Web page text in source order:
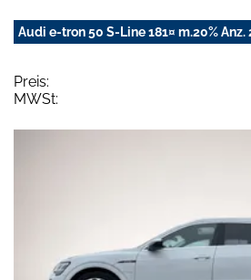
Audi e-tron 50 S-Line 181¤ m.20% Anz.
Preis:
MWSt: